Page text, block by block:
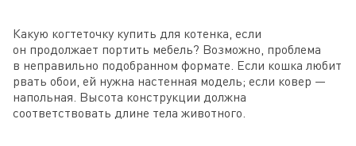
Какую когтеточку купить для котенка, если
он продолжает портить мебель? Возможно, проблема
в неправильно подобранном формате. Если кошка любит
рвать обои, ей нужна настенная модель; если ковер —
напольная. Высота конструкции должна
соответствовать длине тела животного.